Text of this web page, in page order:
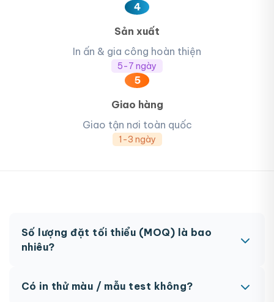
4
Sản xuất
In ấn & gia công hoàn thiện
5-7 ngày
5
Giao hàng
Giao tận nơi toàn quốc
1-3 ngày
Số lượng đặt tối thiểu (MOQ) là bao
nhiêu?
đặc biệt có thể có MOQ khác nhau.
Có in thử màu / mẫu test không?